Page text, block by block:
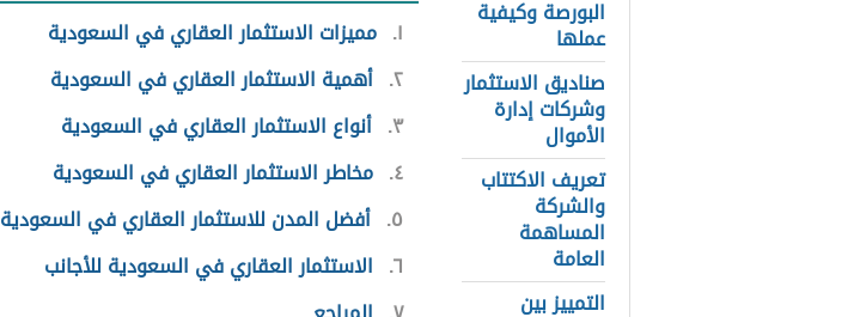
البورصة وكيفية
عملها
صناديق الاستثمار
وشركات إدارة
الأموال
تعريف الاكتتاب
والشركة
المساهمة
العامة
التمييز بين
١ مميزات الاستثمار العقاري في السعودية
٢ أهمية الاستثمار العقاري في السعودية
٣ أنواع الاستثمار العقاري في السعودية
٤ مخاطر الاستثمار العقاري في السعودية
٥ أفضل المدن للاستثمار العقاري في السعودية
٦ الاستثمار العقاري في السعودية للأجانب